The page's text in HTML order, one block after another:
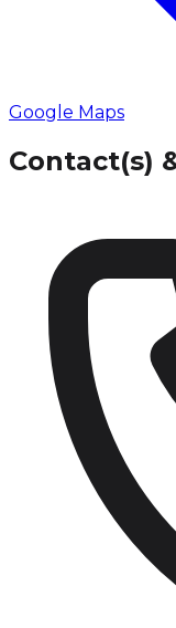
Google Maps
Contact(s)